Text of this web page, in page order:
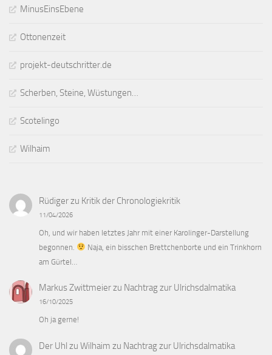
MinusEinsEbene
Ottonenzeit
projekt-deutschritter.de
Scherben, Steine, Wüstungen…
Scotelingo
Wilhaim
Rüdigerzu Kritik der Chronologiekritik
11/04/2026
Oh, und wir haben letztes Jahr mit einer Karolinger-Darstellung
begonnen.
Naja, ein bisschen Brettchenborte und ein Trinkhorn
am Gürtel…
Markus Zwittmeierzu Nachtrag zur Ulrichsdalmatika
16/10/2025
Oh ja gerne!
Der Uhl zu Wilhaim zu Nachtrag zur Ulrichsdalmatika